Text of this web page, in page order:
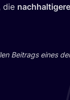
die
Bei­trags eines